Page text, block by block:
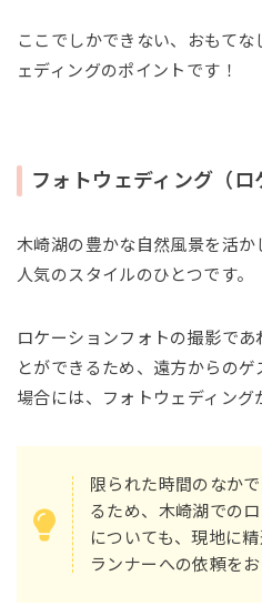
ここでしかできない、おもて
ェディングのポイントです！
フォトウェディング（ロ
木崎湖の豊かな自然風景を活か
人気のスタイルのひとつです。
ロケーションフォトの撮影で
とができるため、遠方からの
場合には、フォトウェディング
限られた時間のなか
るため、木崎湖での
についても、現地に
ランナーへの依頼をお